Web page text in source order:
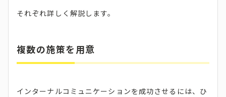
それぞれ詳しく解説します。
複数の施策を用意
インターナルコミュニケーションを成功させるには、ひ